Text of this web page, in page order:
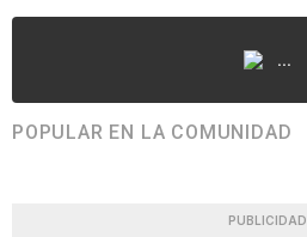
...
POPULAR EN LA COMUNIDAD
PUBLICIDAD